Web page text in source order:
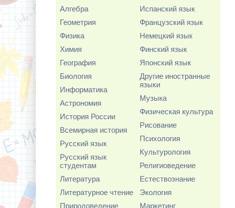
Алгебра
Геометрия
Физика
Химия
География
Биология
Информатика
Астрономия
История России
Всемирная история
Русский язык
Русский язык
студентам
Литература
Литературное чтение
Природоведение
Испанский язык
Французский язык
Немецкий язык
Финский язык
Японский язык
Другие иностранные
языки
Музыка
Физическая культура
Рисование
Психология
Культурология
Религиоведение
Естествознание
Экология
Маркетинг